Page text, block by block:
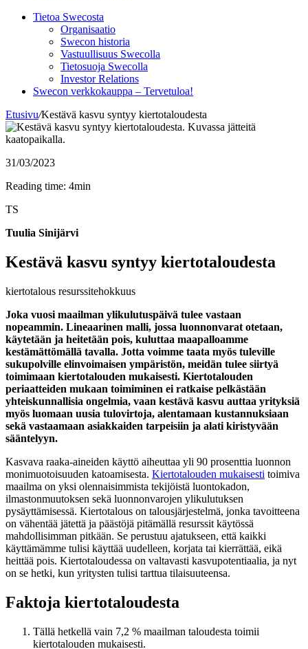
Tietoa Swecosta
Organisaatio
Swecon historia
Vastuullisuus Swecolla
Tietosuoja Swecolla
Investor Relations
Swecon verkkokauppa – Tervetuloa!
Etusivu/Kestävä kasvu syntyy kiertotaloudesta
31/03/2023
Reading time: 4min
TS
Tuulia Sinijärvi
Kestävä kasvu syntyy kiertotaloudesta
kiertotalous resurssitehokkuus
Joka vuosi maailman ylikulutuspäivä tulee vastaan
nopeammin. Lineaarinen malli, jossa luonnonvarat otetaan,
käytetään ja heitetään pois, kuluttaa maapalloamme
kestämättömällä tavalla. Jotta voimme taata myös tuleville
sukupolville elinvoimaisen ympäristön, meidän tulee siirtyä
toimimaan kiertotalouden mukaisesti. Kiertotalouden
periaatteiden mukaan toimiminen ei ratkaise pelkästään
yhteiskunnallisia ongelmia, vaan kestävä kasvu auttaa yrityksiä
myös luomaan uusia tulovirtoja, alentamaan kustannuksiaan
sekä vastaamaan asiakkaiden tarpeisiin ja alati kiristyvään
sääntelyyn.
Kasvava raaka-aineiden käyttö aiheuttaa yli 90 prosenttia luonnon
monimuotoisuuden katoamisesta. Kiertotalouden mukaisesti toimiva
maailma on yksi olennaisimmista tekijöistä luontokadon,
ilmastonmuutoksen sekä luonnonvarojen ylikulutuksen
pysäyttämisessä. Kiertotalous on talousjärjestelmä, jonka tavoitteena
on vähentää jätettä ja päästöjä pitämällä resurssit käytössä
mahdollisimman pitkään. Se perustuu ajatukseen, että kaikki
käyttämämme tulisi käyttää uudelleen, korjata tai kierrättää, eikä
heittää pois. Kiertotaloudessa on valtavasti kasvupotentiaalia, ja nyt
on se hetki, kun yritysten tulisi tarttua tilaisuuteensa.
Faktoja kiertotaloudesta
Tällä hetkellä vain 7,2 % maailman taloudesta toimii
kiertotalouden mukaisesti.